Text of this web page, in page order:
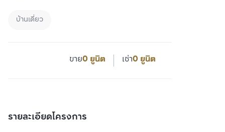
บ้านเดี่ยว
ขาย0 ยูนิต เช่า0 ยูนิต
รายละเอียดโครงการ